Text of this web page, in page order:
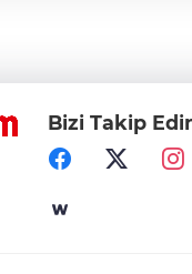
Bizi Takip